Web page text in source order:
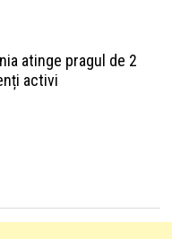
atinge pragul de 2
activi